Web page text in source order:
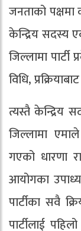
जनताको
केन्द्रिय सदस्य
जिल्लामा
विधि,
त्यस्तै केन्द्रिय
जिल्लामा
गएको धारणा
आयोगका
पार्टीका सवै
पार्टीलाई